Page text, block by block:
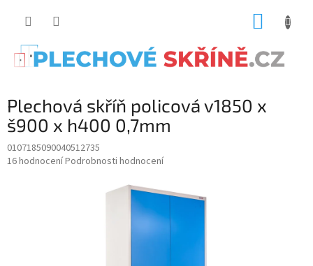
Plechová skříň policová v1850 x
š900 x h400 0,7mm
0107185090040512735
Průměrné
16 hodnoceníPodrobnosti hodnocení